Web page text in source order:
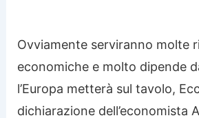
Ovviamente serviranno molte
economiche e molto dipende
l’Europa metterà sul tavolo,
dichiarazione dell’economista